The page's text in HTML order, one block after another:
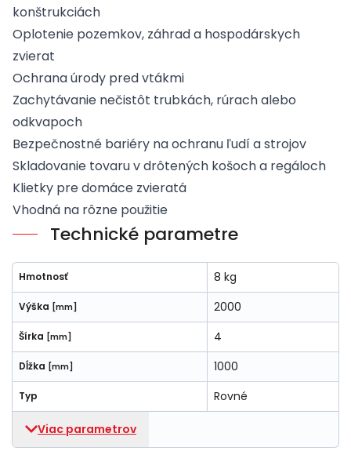
konštrukciách
Oplotenie pozemkov, záhrad a hospodárskych
zvierat
Ochrana úrody pred vtákmi
Zachytávanie nečistôt trubkách, rúrach alebo
odkvapoch
Bezpečnostné bariéry na ochranu ľudí a strojov
Skladovanie tovaru v drôtených košoch a regáloch
Klietky pre domáce zvieratá
Vhodná na rôzne použitie
Technické parametre
Hmotnosť 8 kg
Výška [mm] 2000
Šírka [mm] 4
Dĺžka [mm] 1000
Typ Rovné
Viac parametrov